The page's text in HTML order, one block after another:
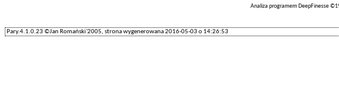
Analiza programem DeepFinesse
Pary.4.1.0.23 ©Jan Romański'2005, strona wygenerowana 2016-05-03 o 14:26:53